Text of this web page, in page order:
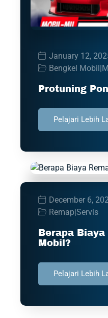
January 12,
Bengkel Mobil|
Protuning
Pelajari Lebih
December 6,
Remap|Servis
Berapa Biaya
Mobil?
Pelajari Lebih